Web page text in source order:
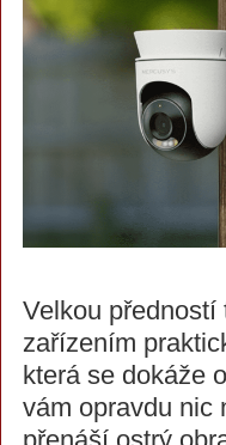
Velkou předností
zařízením
která se dokáže
vám opravdu nic